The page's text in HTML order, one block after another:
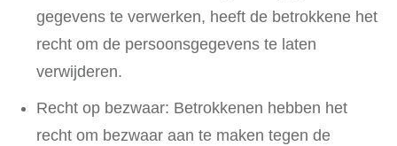
gegevens te verwerken, heeft de betrokkene het
recht om de persoonsgegevens te laten
verwijderen.
Recht op bezwaar: Betrokkenen hebben het
recht om bezwaar aan te maken tegen de